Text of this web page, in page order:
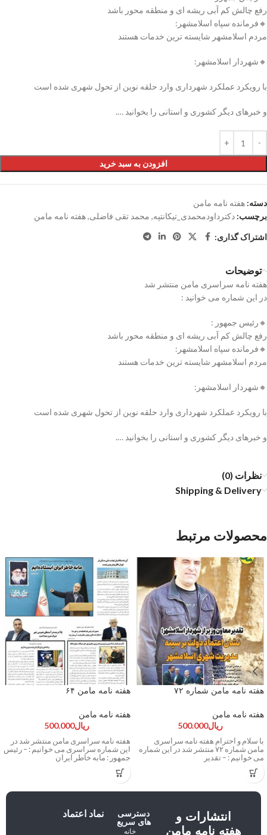
رفع چالش کم آبی ریشه ای و منطقه محور باشد
🔸فرمانده سپاه اسلامشهر:
مردم اسلامشهر شایسته ترین خدمات هستند
🔸شهردار اسلامشهر:
با رویکرد عملکرد شهرداری وارد حلقه نوین از تحول شهری شده است
و خبرهای دیگر کشوری و استانی را بخوانید ….
افزودن به سبد خرید
دسته: هفته نامه مامن
برچسب: دکترداودمحمدی_تیکانتپه, محمد تقی فاضلی,هفته نامه مامن
اشتراک گذاری:
توضیحات
هفته نامه سراسری مامن منتشر شد
در این شماره می خوانید :
🔸رئیس جمهور :
رفع چالش کم آبی ریشه ای و منطقه محور باشد
🔸فرمانده سپاه اسلامشهر:
مردم اسلامشهر شایسته ترین خدمات هستند
🔸شهردار اسلامشهر:
با رویکرد عملکرد شهرداری وارد حلقه نوین از تحول شهری شده است
و خبرهای دیگر کشوری و استانی را بخوانید ….
نظرات (0)
Shipping & Delivery
محصولات مرتبط
هفته نامه مامن شماره ۷۲
هفته نامه مامن
ریال500.000
با سلام و احترام هفته نامه سراسری
مامن شماره ۷۲ منتشر شد در این شماره
می خوانیم : – تقدیر
هفته نامه مامن ۶۴
هفته نامه مامن
ریال500.000
هفته نامه سراسری مامن منتشر شد در
این شماره سراسری می خوانیم : – رئیس
جمهور : مابه خاطر ایران
انتشارات و
هفته نامه مامن
دسترسی
های سریع
خانه
نماد اعتماد